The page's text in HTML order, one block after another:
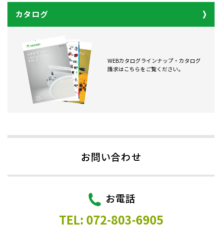
カタログ
WEBカタログラインナップ・カタログ
請求はこちらをご覧ください。
お問い合わせ
お電話
TEL: 072-803-6905